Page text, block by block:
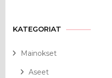
KATEGORIAT
Mainokset
Aseet